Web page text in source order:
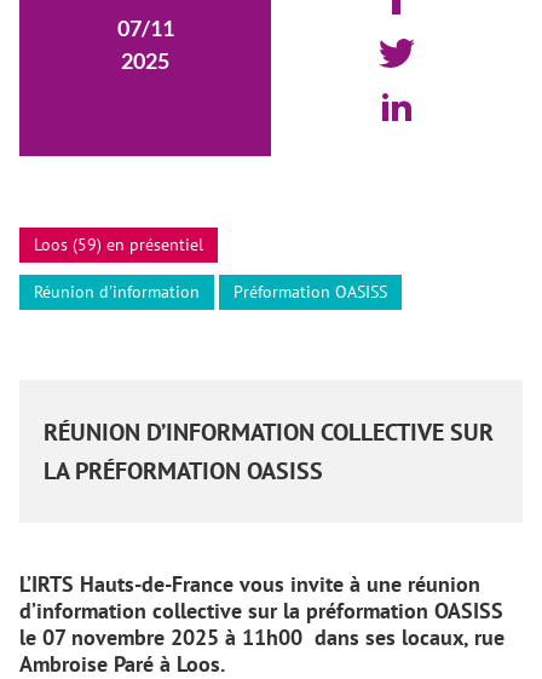
07/11
2025
Loos (59) en présentiel
Réunion d'information Préformation OASISS
RÉUNION D’INFORMATION COLLECTIVE SUR
LA PRÉFORMATION OASISS
L’IRTS Hauts-de-France vous invite à une réunion
d’information collective sur la préformation OASISS
le 07 novembre 2025 à 11h00 dans ses locaux, rue
Ambroise Paré à Loos.